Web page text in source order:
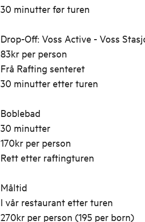
30 minutter før turen
Drop-Off: Voss Active - Voss
83kr per person
Frå Rafting senteret
30 minutter etter turen
Boblebad
30 minutter
170kr per person
Rett etter raftingturen
Måltid
I vår restaurant etter turen
270kr per person (195 per born)